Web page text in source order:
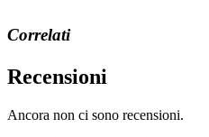
Correlati
Recensioni
Ancora non ci sono recensioni.